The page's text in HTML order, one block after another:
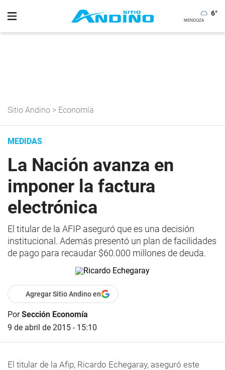
6°
Sitio Andino > Economía
MEDIDAS
La Nación avanza en
imponer la factura
electrónica
El titular de la AFIP aseguró que es una decisión
institucional. Además presentó un plan de facilidades
de pago para recaudar $60.000 millones de deuda.
Agregar Sitio Andino en
PorSección Economía
9 de abril de 2015 - 15:10
El titular de la Afip, Ricardo Echegaray, aseguró este